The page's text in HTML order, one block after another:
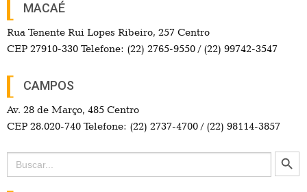
MACAÉ
Rua Tenente Rui Lopes Ribeiro, 257 Centro
CEP 27910-330 Telefone: (22) 2765-9550 / (22) 99742-3547
CAMPOS
Av. 28 de Março, 485 Centro
CEP 28.020-740 Telefone: (22) 2737-4700 / (22) 98114-3857
Search
for:
Search Button